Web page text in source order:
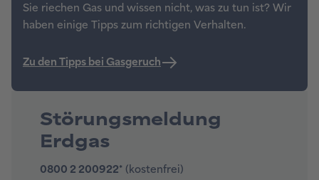
Störungsmeldung
Erdgas
0800 2 200922* (kostenfrei)